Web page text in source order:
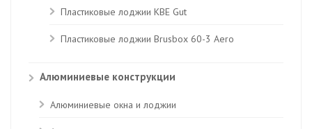
Пластиковые лоджии КВЕ Gut
Пластиковые лоджии Brusbox 60-3 Aero
Алюминиевые конструкции
Алюминиевые окна и лоджии